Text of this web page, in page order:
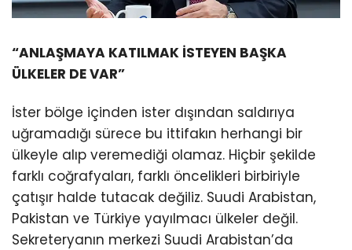
“ANLAŞMAYA KATILMAK İSTEYEN BAŞKA
ÜLKELER DE VAR”
İster bölge içinden ister dışından saldırıya
uğramadığı sürece bu ittifakın herhangi bir
ülkeyle alıp veremediği olamaz. Hiçbir şekilde
farklı coğrafyaları, farklı öncelikleri birbiriyle
çatışır halde tutacak değiliz. Suudi Arabistan,
Pakistan ve Türkiye yayılmacı ülkeler değil.
Sekreteryanın merkezi Suudi Arabistan’da